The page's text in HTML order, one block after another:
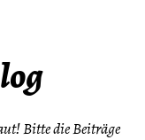
Bitte die Beiträge